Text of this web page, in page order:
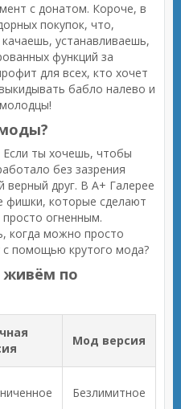
с донатом. Короче, в
покупок, что,
устанавливаешь,
функций за
для всех, кто хочет
бабло налево и
ты хочешь, чтобы
без зазрения
друг. В A+ Галерее
фишки, которые сделают
огненным.
когда можно просто
с помощью крутого мода?
живём по
Мод версия
Безлимитное